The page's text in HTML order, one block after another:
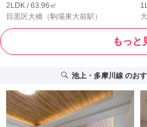
2LDK / 63.96㎡
目黒区大橋 （駒場東大前駅）
もっと
池上・多摩川線のお